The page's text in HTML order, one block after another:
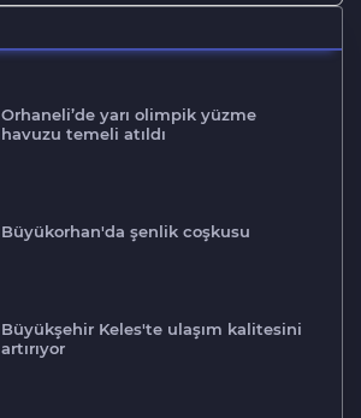
Orhaneli’de yarı olimpik yüzme
havuzu temeli atıldı
Büyükorhan'da şenlik coşkusu
Büyükşehir Keles'te ulaşım kalitesini
artırıyor